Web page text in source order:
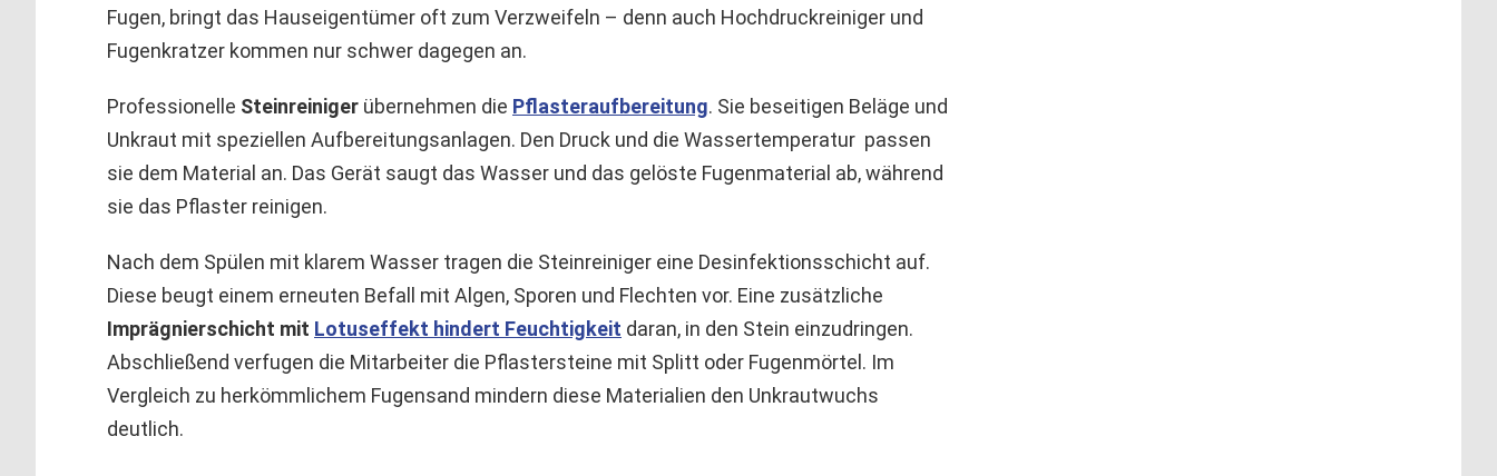
Fugen, bringt das Hauseigentümer oft zum Verzweifeln – denn auch Hochdruckreiniger und
Fugenkratzer kommen nur schwer dagegen an.
Professionelle Steinreiniger übernehmen die Pflasteraufbereitung. Sie beseitigen Beläge und
Unkraut mit speziellen Aufbereitungsanlagen. Den Druck und die Wassertemperatur passen
sie dem Material an. Das Gerät saugt das Wasser und das gelöste Fugenmaterial ab, während
sie das Pflaster reinigen.
Nach dem Spülen mit klarem Wasser tragen die Steinreiniger eine Desinfektionsschicht auf.
Diese beugt einem erneuten Befall mit Algen, Sporen und Flechten vor. Eine zusätzliche
Imprägnierschicht mit Lotuseffekt hindert Feuchtigkeit daran, in den Stein einzudringen.
Abschließend verfugen die Mitarbeiter die Pflastersteine mit Splitt oder Fugenmörtel. Im
Vergleich zu herkömmlichem Fugensand mindern diese Materialien den Unkrautwuchs
deutlich.